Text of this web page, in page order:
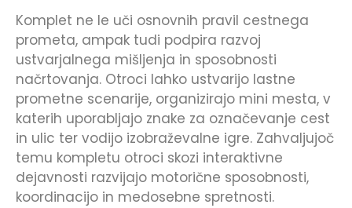
Komplet ne le uči osnovnih pravil cestnega
prometa, ampak tudi podpira razvoj
ustvarjalnega mišljenja in sposobnosti
načrtovanja. Otroci lahko ustvarijo lastne
prometne scenarije, organizirajo mini mesta, v
katerih uporabljajo znake za označevanje cest
in ulic ter vodijo izobraževalne igre. Zahvaljujoč
temu kompletu otroci skozi interaktivne
dejavnosti razvijajo motorične sposobnosti,
koordinacijo in medosebne spretnosti.